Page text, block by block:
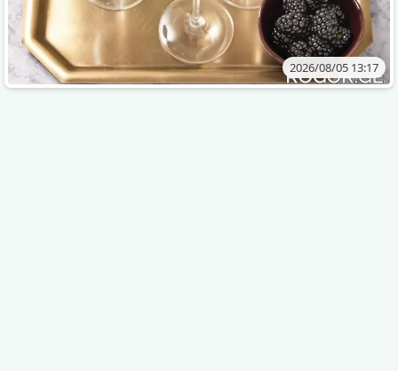
2026/08/05 13:17